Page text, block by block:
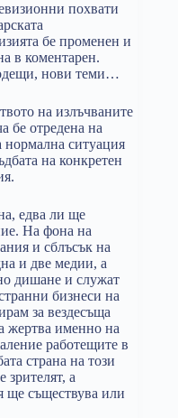
похвати
бе променен и
в коментарен.
нови теми…
на излъчваните
бе отредена на
нормална ситуация
на конкретен
едва ли ще
На фона на
и сблъсък на
и две медии, а
дишане и служат
бизнеси на
за вездесъща
жертва именно на
работещите в
страна на този
зрителят, а
ще съществува или